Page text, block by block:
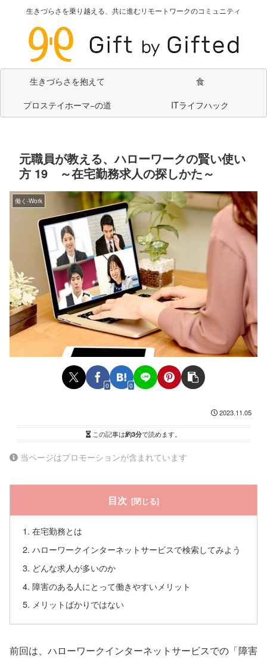
生きづらさを乗り越える、共に進むリモートワークのコミュニティ
生きづらさを抱えて
食
プロステイホーマ−の道
ITライフハック
元職員が教える、ハローワークの賢い使い
方 19 ～在宅勤務求人の探しかた～
働く-Work
0 0
2023.11.05
この記事は約3分で読めます。
当ページはプロモーションが含まれています
目次
在宅勤務とは
ハローワークインターネットサービスで検索してみよう
どんな求人が多いのか
障害のある人にとって働きやすいメリット
メリットばかりではない
前回は、ハローワークインターネットサービスでの「障害